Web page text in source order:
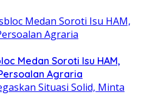
Medan Soroti Isu HAM,
Agraria